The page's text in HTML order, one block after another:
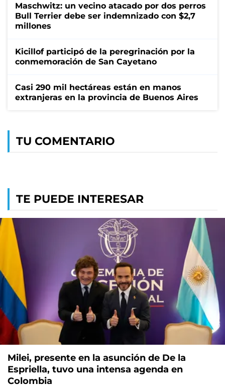
Maschwitz: un vecino atacado por dos perros
Bull Terrier debe ser indemnizado con $2,7
millones
Kicillof participó de la peregrinación por la
conmemoración de San Cayetano
Casi 290 mil hectáreas están en manos
extranjeras en la provincia de Buenos Aires
TU COMENTARIO
TE PUEDE INTERESAR
Milei, presente en la asunción de De la
Espriella, tuvo una intensa agenda en
Colombia